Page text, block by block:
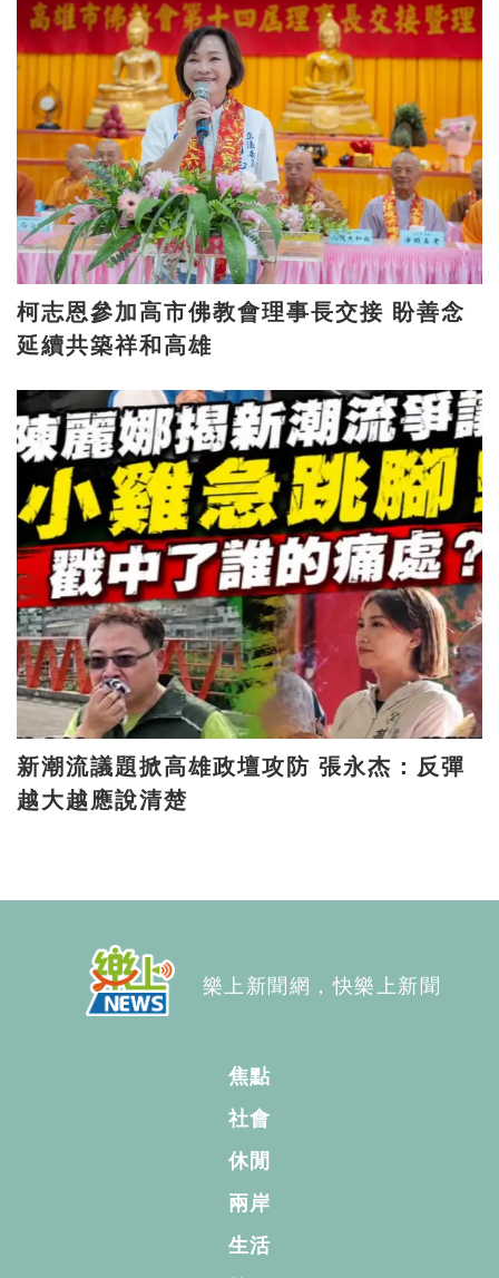
柯志恩參加高市佛教會理事長交接 盼善念
延續共築祥和高雄
新潮流議題掀高雄政壇攻防 張永杰：反彈
越大越應說清楚
樂上新聞網，快樂上新聞
焦點
社會
休閒
兩岸
生活